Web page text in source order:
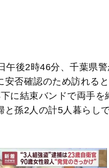
午後2時46分、千葉県
否確認のため訪れる
に結束バンドで両手を
孫2人の計5人暮らし